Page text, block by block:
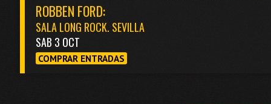
ROBBEN FORD:
SALA LONG ROCK. SEVILLA
SAB 3 OCT
COMPRAR ENTRADAS